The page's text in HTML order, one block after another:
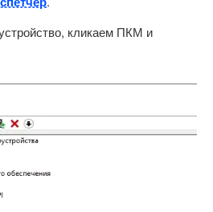
кликаем ПКМ и